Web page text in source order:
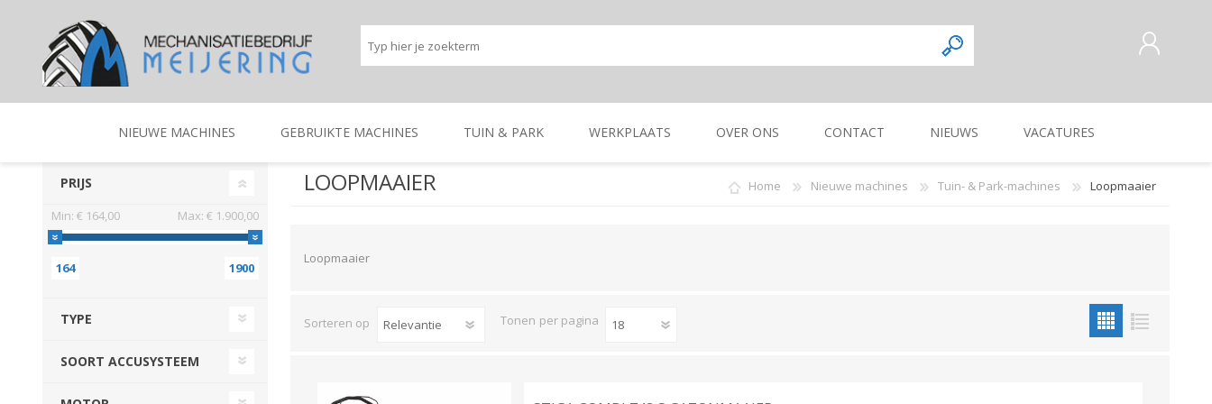
INLOGGEN
NIEUWE MACHINES
BEREGENINGSTECHNIEK
GEBRUIKTE MACHINES
TRACTOREN BEREGENINGSTECHNIEK
TUIN & PARK WERKPLAATS OVER ONS
Onze merken
CONTACT NIEUWS VACATURES
Commercieel
LOOPMAAIER Home Nieuwe machines Tuin- & Park-machines Loopmaaier
Loopmaaier
Sorteren op Tonen per pagina
PRIJS
Min: € 164,00 Max: € 1.900,00
164 1900
TYPE
SOORT ACCUSYSTEEM